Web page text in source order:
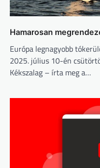
Hamarosan
Európa legnagyobb
2025. július 10-én
Kékszalag – írta meg a…